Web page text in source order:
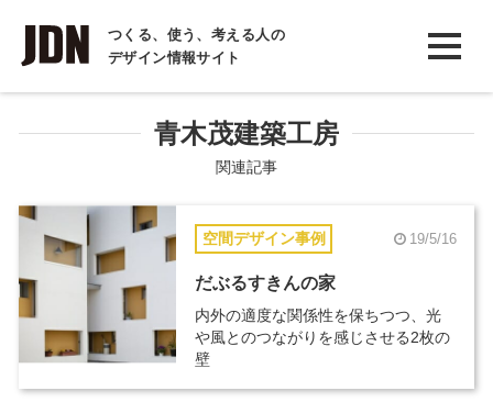
つくる、使う、考える人の
デザイン情報サイト
INTERVIEW
インタビュー
REPORT
COLUMN
コラム
青木茂建築工房
関連記事
空間デザイン事例 19/5/16
だぶるすきんの家
内外の適度な関係性を保ちつつ、光
や風とのつながりを感じさせる2枚の
壁